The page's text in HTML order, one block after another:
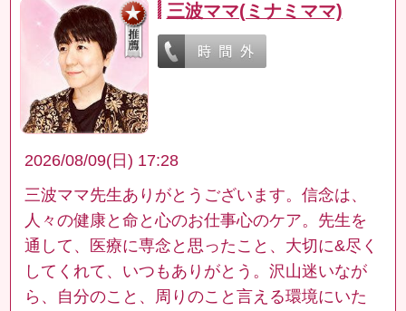
三波ママ(ミナミママ)
2026/08/09(日) 17:28
三波ママ先生ありがとうございます。信念は、
人々の健康と命と心のお仕事心のケア。先生を
通して、医療に専念と思ったこと、大切に&尽く
してくれて、いつもありがとう。沢山迷いなが
ら、自分のこと、周りのこと言える環境にいた